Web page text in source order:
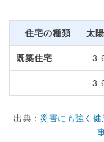
住宅の種類 太
既築住宅
出典： 災害にも強く